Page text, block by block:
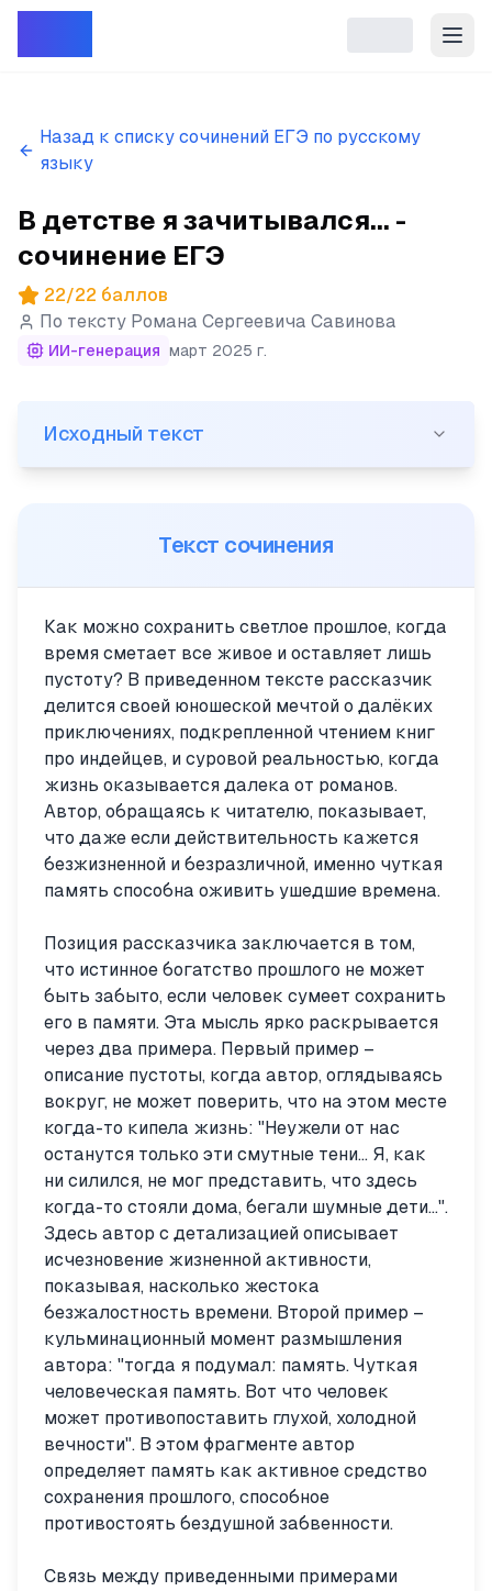
Назад к списку сочинений ЕГЭ по русскому
языку
В детстве я зачитывался... -
сочинение ЕГЭ
22/22 баллов
По тексту Романа Сергеевича Савинова
ИИ-генерация март 2025 г.
(1)В детстве я зачитывался книжками про
Исходный текст
Текст сочинения
Как можно сохранить светлое прошлое, когда
время сметает все живое и оставляет лишь
пустоту? В приведенном тексте рассказчик
делится своей юношеской мечтой о далёких
приключениях, подкрепленной чтением книг
про индейцев, и суровой реальностью, когда
жизнь оказывается далека от романов.
Автор, обращаясь к читателю, показывает,
что даже если действительность кажется
безжизненной и безразличной, именно чуткая
память способна оживить ушедшие времена.
Позиция рассказчика заключается в том,
что истинное богатство прошлого не может
быть забыто, если человек сумеет сохранить
его в памяти. Эта мысль ярко раскрывается
через два примера. Первый пример –
описание пустоты, когда автор, оглядываясь
вокруг, не может поверить, что на этом месте
когда-то кипела жизнь: "Неужели от нас
останутся только эти смутные тени... Я, как
ни силился, не мог представить, что здесь
когда-то стояли дома, бегали шумные дети...".
Здесь автор с детализацией описывает
исчезновение жизненной активности,
показывая, насколько жестока
безжалостность времени. Второй пример –
кульминационный момент размышления
автора: "тогда я подумал: память. Чуткая
человеческая память. Вот что человек
может противопоставить глухой, холодной
вечности". В этом фрагменте автор
определяет память как активное средство
сохранения прошлого, способное
противостоять бездушной забвенности.
Связь между приведенными примерами